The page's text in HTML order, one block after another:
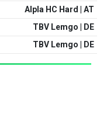
Alpla HC Hard | AT
TBV Lemgo | DE
TBV Lemgo | DE